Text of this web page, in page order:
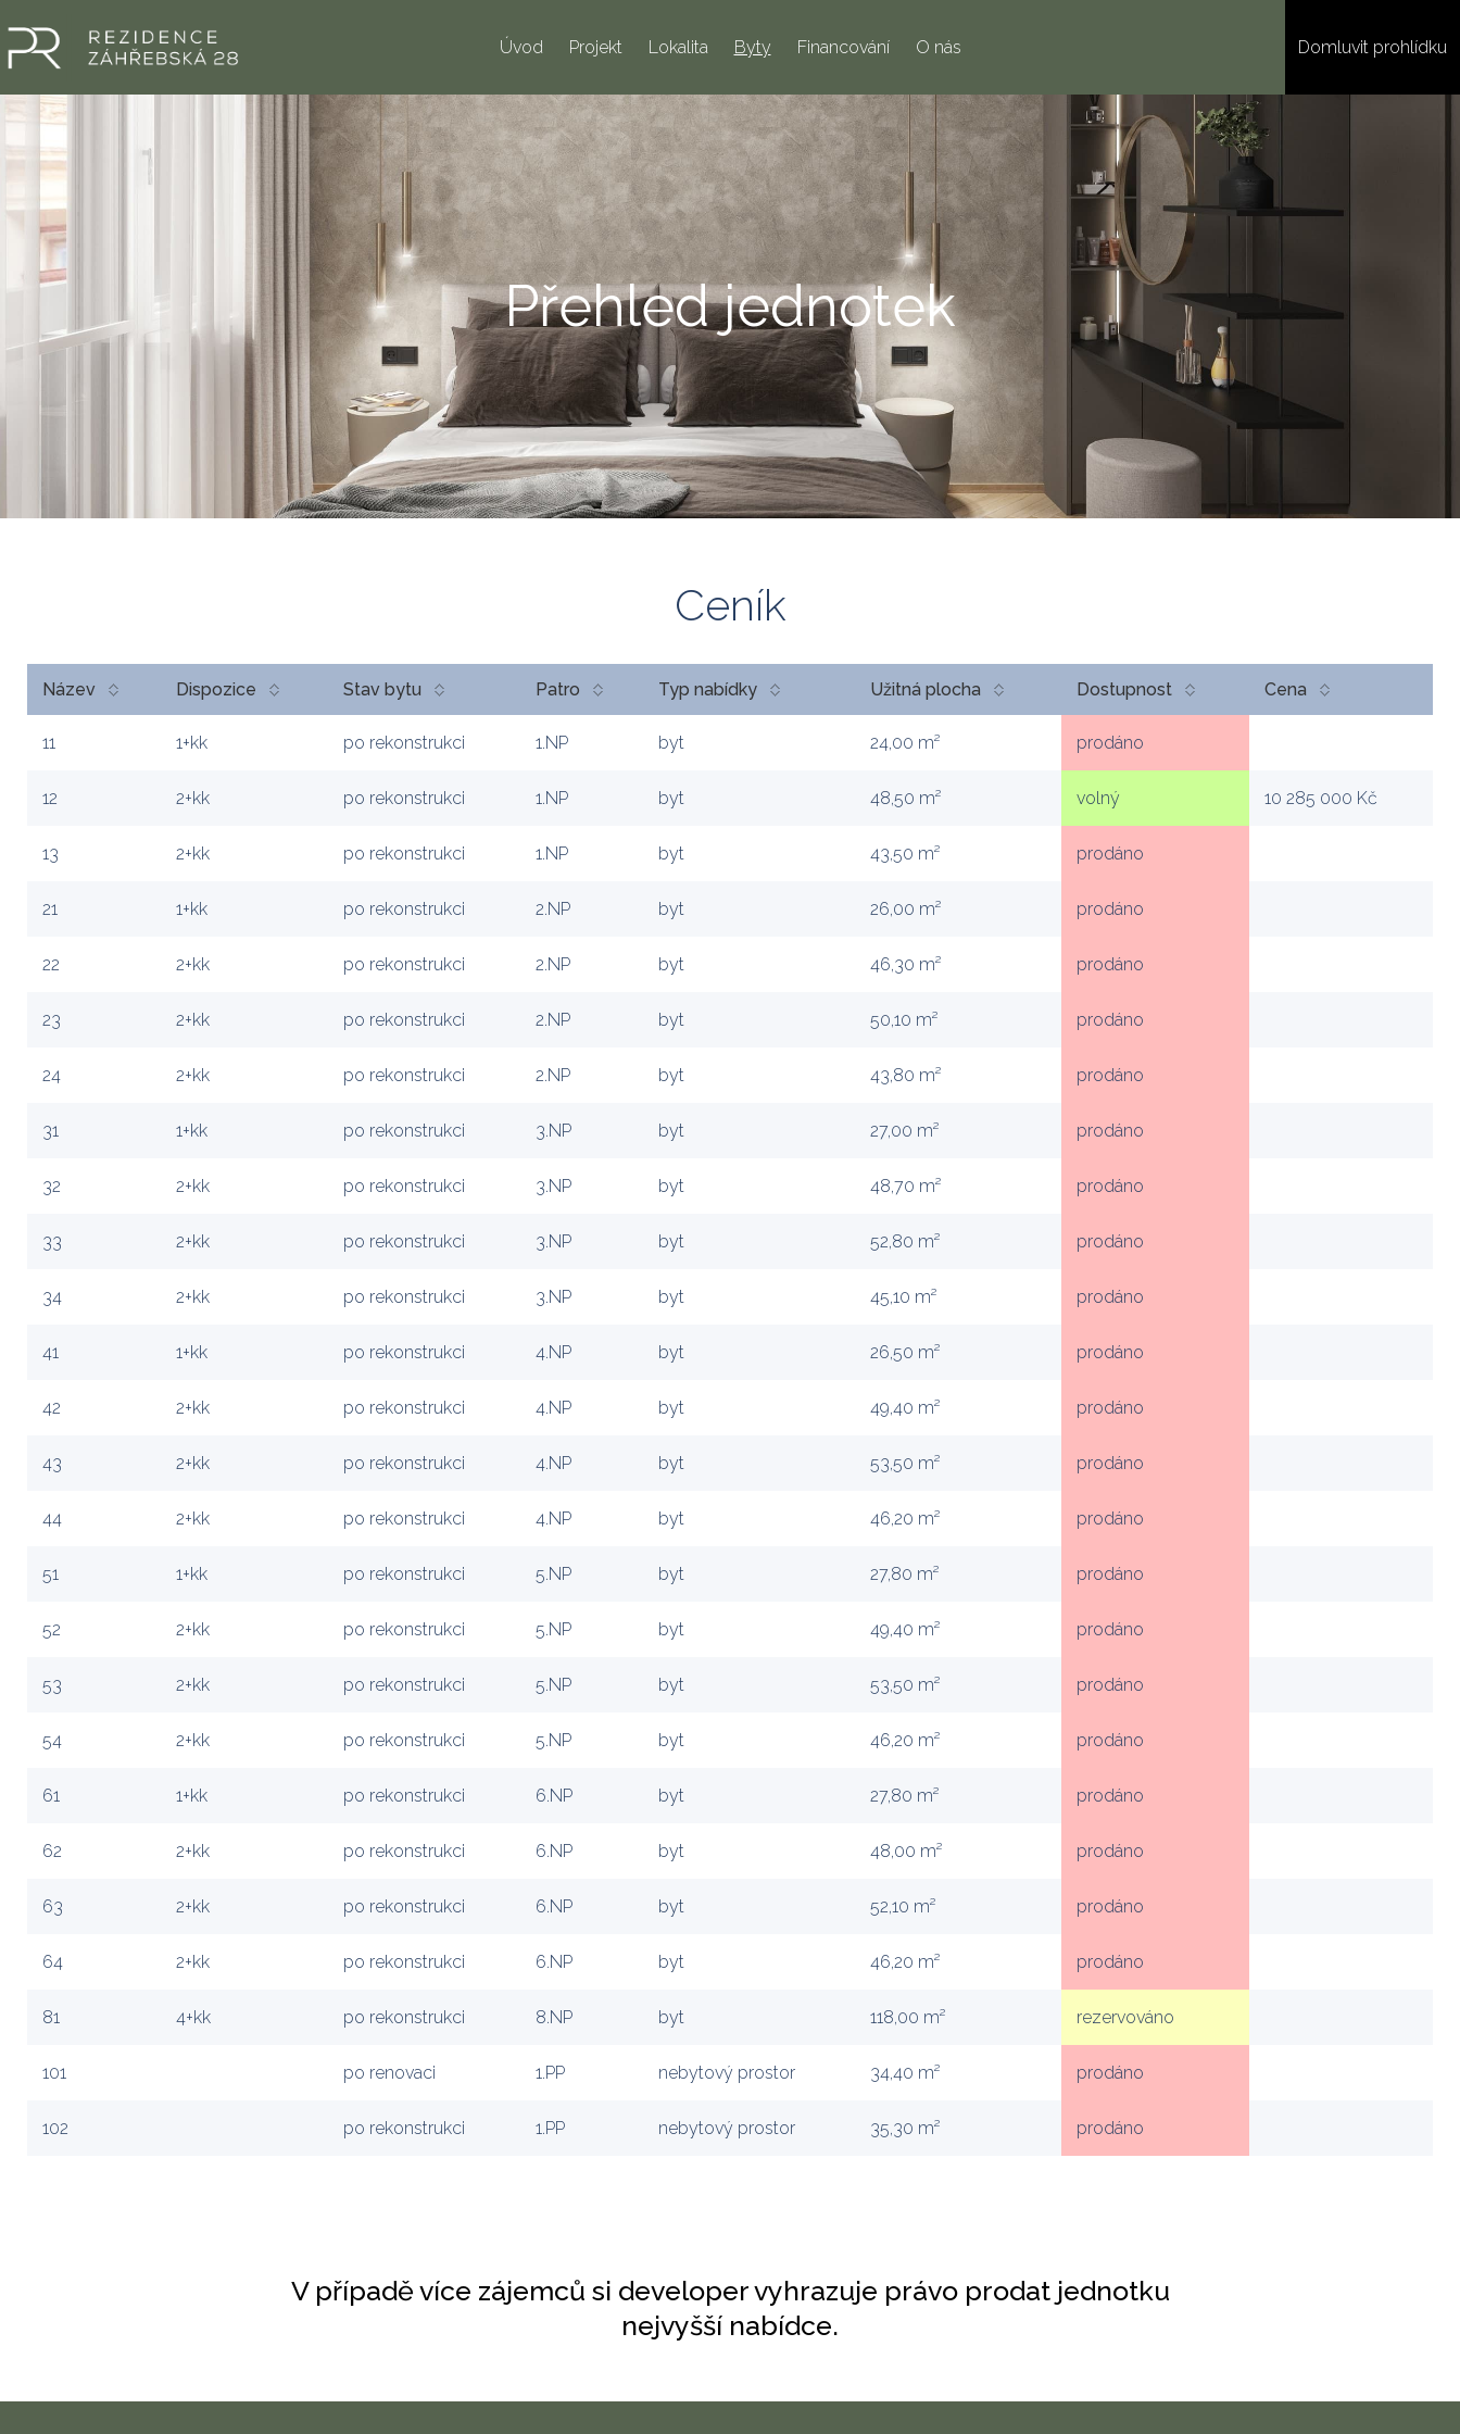
Úvod Projekt Lokalita Byty Financování O nás Domluvit prohlídku
Přehled jednotek
Ceník
Název Dispozice Stav bytu Patro Typ nabídky Užitná plocha Dostupnost Cena
11 1+kk po rekonstrukci 1.NP byt 24,00 m² prodáno
12 2+kk po rekonstrukci 1.NP byt 48,50 m² volný 10 285 000 Kč
13 2+kk po rekonstrukci 1.NP byt 43,50 m² prodáno
21 1+kk po rekonstrukci 2.NP byt 26,00 m² prodáno
22 2+kk po rekonstrukci 2.NP byt 46,30 m² prodáno
23 2+kk po rekonstrukci 2.NP byt 50,10 m² prodáno
24 2+kk po rekonstrukci 2.NP byt 43,80 m² prodáno
31 1+kk po rekonstrukci 3.NP byt 27,00 m² prodáno
32 2+kk po rekonstrukci 3.NP byt 48,70 m² prodáno
33 2+kk po rekonstrukci 3.NP byt 52,80 m² prodáno
34 2+kk po rekonstrukci 3.NP byt 45,10 m² prodáno
41 1+kk po rekonstrukci 4.NP byt 26,50 m² prodáno
42 2+kk po rekonstrukci 4.NP byt 49,40 m² prodáno
43 2+kk po rekonstrukci 4.NP byt 53,50 m² prodáno
44 2+kk po rekonstrukci 4.NP byt 46,20 m² prodáno
51 1+kk po rekonstrukci 5.NP byt 27,80 m² prodáno
52 2+kk po rekonstrukci 5.NP byt 49,40 m² prodáno
53 2+kk po rekonstrukci 5.NP byt 53,50 m² prodáno
54 2+kk po rekonstrukci 5.NP byt 46,20 m² prodáno
61 1+kk po rekonstrukci 6.NP byt 27,80 m² prodáno
62 2+kk po rekonstrukci 6.NP byt 48,00 m² prodáno
63 2+kk po rekonstrukci 6.NP byt 52,10 m² prodáno
64 2+kk po rekonstrukci 6.NP byt 46,20 m² prodáno
81 4+kk po rekonstrukci 8.NP byt 118,00 m² rezervováno
101 po renovaci 1.PP nebytový prostor 34,40 m² prodáno
102 po rekonstrukci 1.PP nebytový prostor 35,30 m² prodáno
V případě více zájemců si developer vyhrazuje právo prodat jednotku
nejvyšší nabídce.